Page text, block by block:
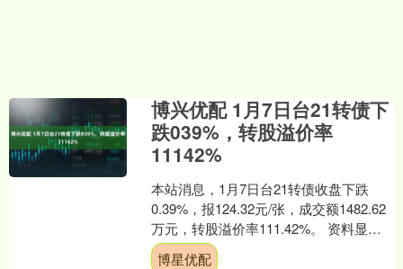
博兴优配 1月7日台21转债下
跌039%，转股溢价率
11142%
本站消息，1月7日台21转债收盘下跌
0.39%，报124.32元/张，成交额1482.62
万元，转股溢价率111.42%。 资料显
示，台21转债信用级别为“AA....
博星优配